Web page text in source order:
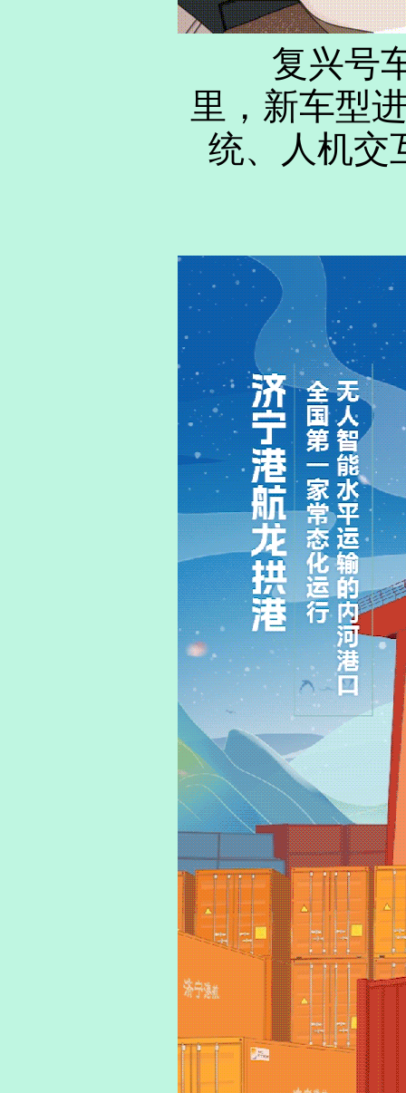
复兴号车
里，新车型
统、人机交